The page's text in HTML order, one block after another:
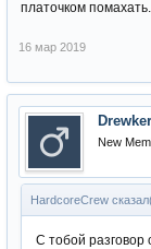
платочком помахать.
16 мар 2019
Drewker
New
HardcoreCrew
С тобой разговор